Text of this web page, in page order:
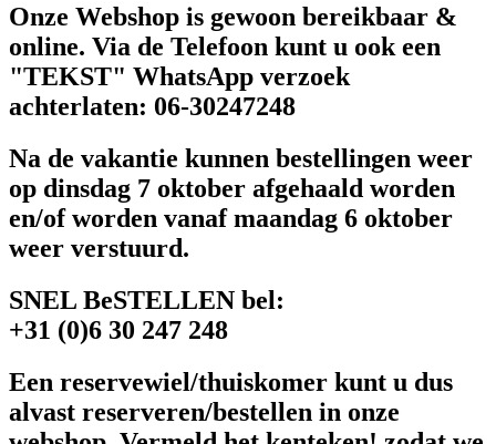
Onze Webshop is gewoon bereikbaar &
online. Via de Telefoon kunt u ook een
"TEKST" WhatsApp verzoek
achterlaten: 06-30247248
Na de vakantie kunnen bestellingen weer
op dinsdag 7 oktober afgehaald worden
en/of worden vanaf maandag 6 oktober
weer verstuurd.
SNEL BeSTELLEN bel:
+31 (0)6 30 247 248
Een reservewiel/thuiskomer kunt u dus
alvast reserveren/bestellen in onze